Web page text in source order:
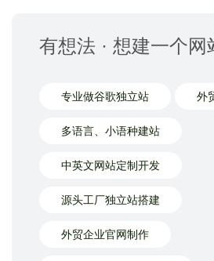
有想法 · 想建一个网
专业做谷歌独立站 外
多语言、小语种建站
中英文网站定制开发
源头工厂独立站搭建
外贸企业官网制作